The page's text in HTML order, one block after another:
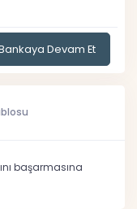
Devam Et
başarmasına